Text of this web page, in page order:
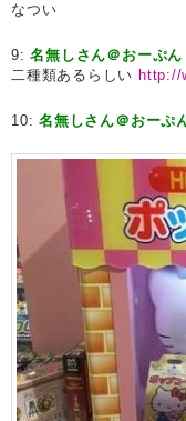
なつい
9:名無しさん＠おーぷん
二種類あるらしい http://
10:名無しさん＠おーぷ